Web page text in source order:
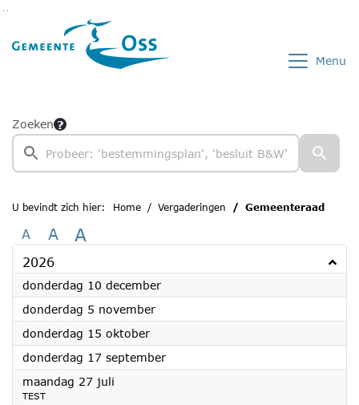
Ga naar de inhoud van deze pagina
Ga naar het zoeken
Ga naar het menu
Menu
Zoeken
U bevindt zich hier: Home Vergaderingen Gemeenteraad
A A A
2026
donderdag 10 december2026
donderdag 5 november2026
donderdag 15 oktober2026
donderdag 17 september2026
maandag 27 juli
TEST